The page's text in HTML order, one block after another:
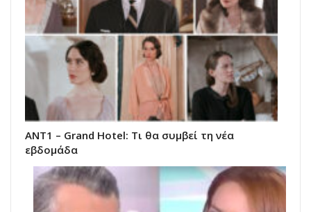
ΑΝΤ1 – Grand Hotel: Τι θα συμβεί τη νέα
εβδομάδα